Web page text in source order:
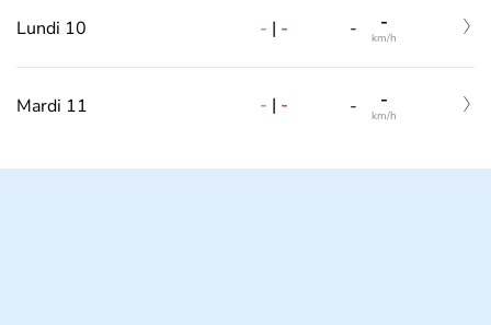
Lundi 10 - | - - -
km/h
Mardi 11 - | - - -
km/h